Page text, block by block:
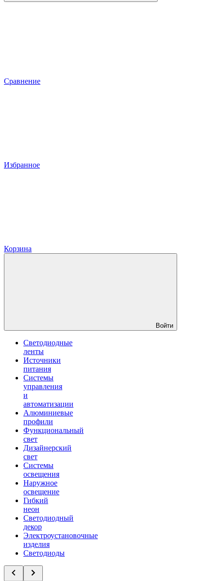
Сравнение
Избранное
Корзина
Войти
Светодиодные
ленты
Источники
питания
Системы
управления
и
автоматизации
Алюминиевые
профили
Функциональный
свет
Дизайнерский
свет
Системы
освещения
Наружное
освещение
Гибкий
неон
Светодиодный
декор
Электроустановочные
изделия
Светодиоды